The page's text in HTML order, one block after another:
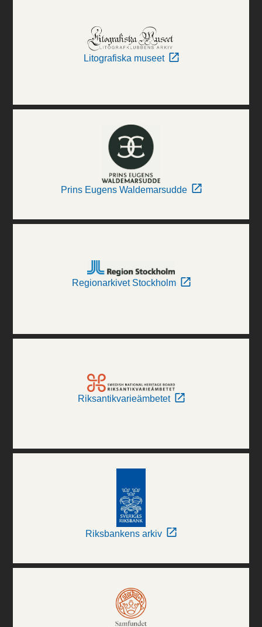
Litografiska museet
Prins Eugens Waldemarsudde
Regionarkivet Stockholm
Riksantikvarieämbetet
Riksbankens arkiv